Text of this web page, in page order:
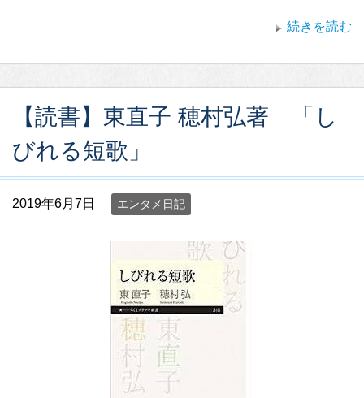
続きを読む
【読書】東直子 穂村弘著 「し
びれる短歌」
2019年6月7日 エンタメ日記